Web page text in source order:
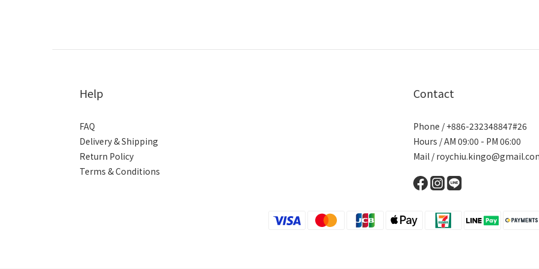
Help
FAQ
Delivery & Shipping
Return Policy
Terms & Conditions
Contact
Phone / +886-232348847#26
Hours / AM 09:00 - PM 06:00
Mail /